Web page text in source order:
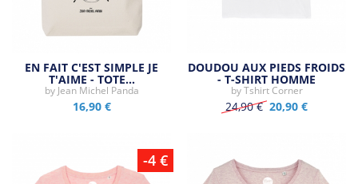
EN FAIT C'EST SIMPLE JE
T'AIME - TOTE…
by Jean Michel Panda
16,90 €
DOUDOU AUX PIEDS FROIDS
- T-SHIRT HOMME
byTshirt Corner
24,90 € 20,90 €
-4 €